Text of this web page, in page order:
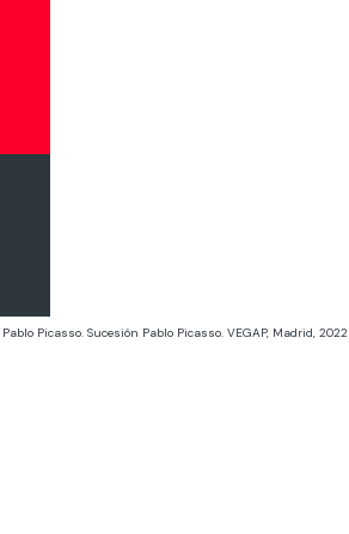
Picasso. Sucesión Pablo Picasso. VEGAP, Madrid, 2022